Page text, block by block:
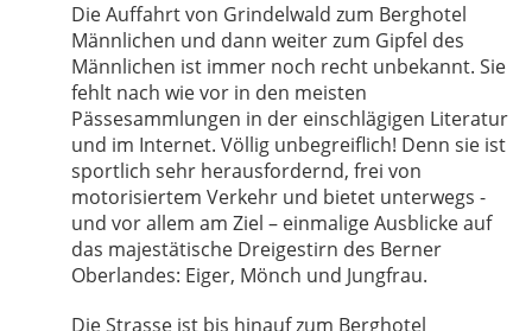
Die Auffahrt von Grindelwald zum Berghotel
Männlichen und dann weiter zum Gipfel des
Männlichen ist immer noch recht unbekannt. Sie
fehlt nach wie vor in den meisten
Pässesammlungen in der einschlägigen Literatur
und im Internet. Völlig unbegreiflich! Denn sie ist
sportlich sehr herausfordernd, frei von
motorisiertem Verkehr und bietet unterwegs -
und vor allem am Ziel – einmalige Ausblicke auf
das majestätische Dreigestirn des Berner
Oberlandes: Eiger, Mönch und Jungfrau.
Die Strasse ist bis hinauf zum Berghotel